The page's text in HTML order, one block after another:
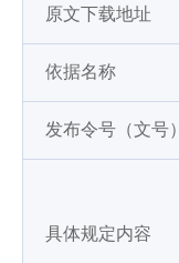
原文下载地址
依据名称
发布令号（文号）
具体规定内容